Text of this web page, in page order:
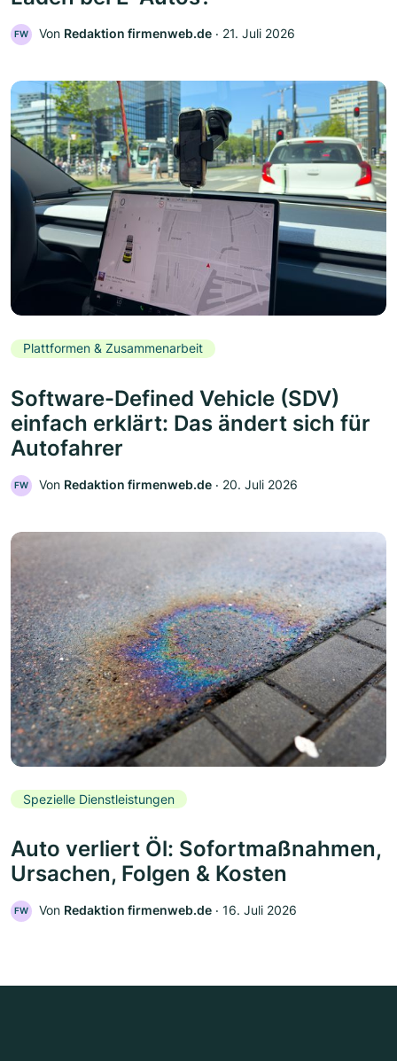
FW Von Redaktion firmenweb.de ‧ 21. Juli 2026
Plattformen & Zusammenarbeit
Software-Defined Vehicle (SDV)
einfach erklärt: Das ändert sich für
Autofahrer
FW Von Redaktion firmenweb.de ‧ 20. Juli 2026
Spezielle Dienstleistungen
Auto verliert Öl: Sofortmaßnahmen,
Ursachen, Folgen & Kosten
FW Von Redaktion firmenweb.de ‧ 16. Juli 2026